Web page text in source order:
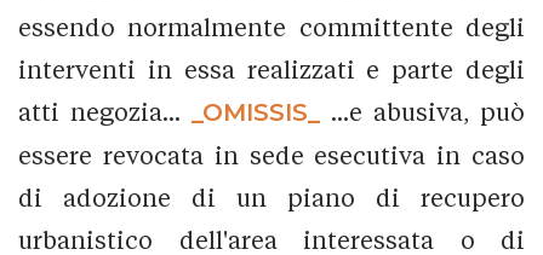
essendo normalmente committente degli
interventi in essa realizzati e parte degli
atti negozia...
_OMISSIS_
...e abusiva, può
essere revocata in sede esecutiva in caso
di adozione di un piano di recupero
urbanistico dell'area interessata o di